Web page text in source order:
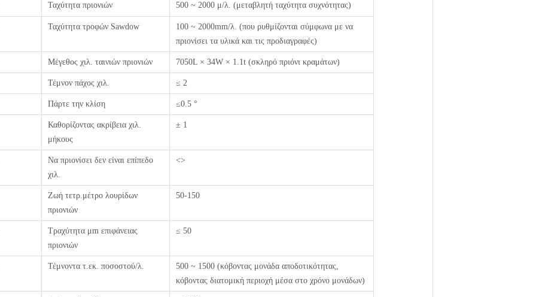
Ταχύτητα πριονιών 500 ~ 2000 μ/λ. (μεταβλητή ταχύτητα συχνότητας)
Ταχύτητα τροφών Sawdow
100 ~ 2000mm/λ. (που ρυθμίζονται σύμφωνα με να
πριονίσει τα υλικά και τις προδιαγραφές)
Μέγεθος χιλ. ταινιών πριονιών 7050L × 34W × 1.1t (σκληρό πριόνι κραμάτων)
Τέμνον πάχος χιλ. ≤ 2
Πάρτε την κλίση ≤0.5 °
Καθορίζοντας ακρίβεια χιλ.
μήκους
± 1
Να πριονίσει δεν είναι επίπεδο
χιλ.
<>
Ζωή τετρ.μέτρο λουρίδων
πριονιών
50-150
Τραχύτητα μm επιφάνειας
πριονιών
≤ 50
Τέμνοντα τ.εκ. ποσοστού/λ.
500 ~ 1500 (κόβοντας μονάδα αποδοτικότητας,
κόβοντας διατομική περιοχή μέσα στο χρόνο μονάδων)